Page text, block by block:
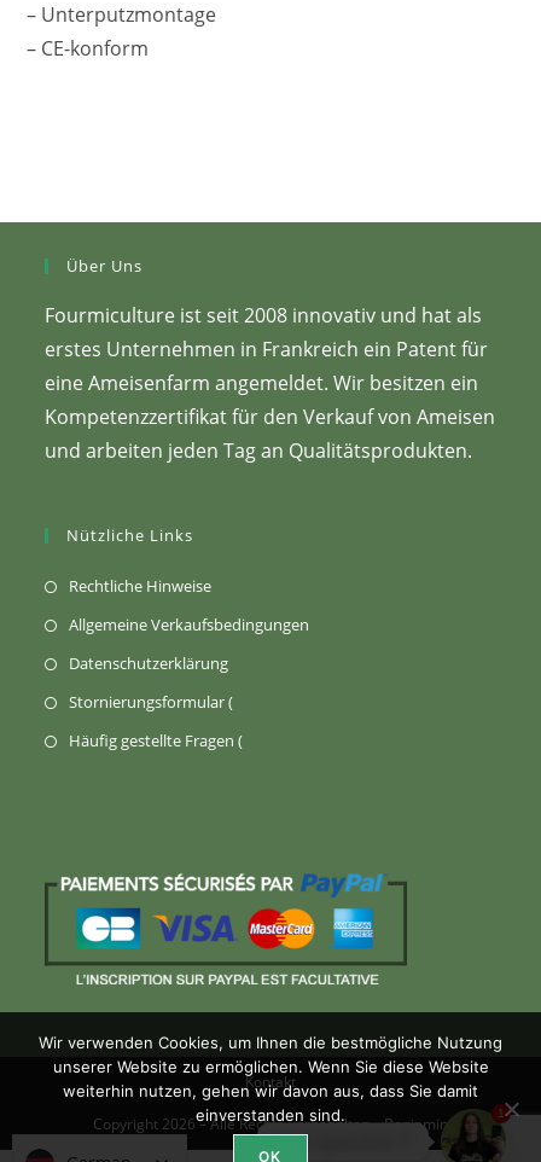
– Unterputzmontage
– CE-konform
Über Uns
Fourmiculture ist seit 2008 innovativ und hat als
erstes Unternehmen in Frankreich ein Patent für
eine Ameisenfarm angemeldet. Wir besitzen ein
Kompetenzzertifikat für den Verkauf von Ameisen
und arbeiten jeden Tag an Qualitätsprodukten.
Nützliche Links
Rechtliche Hinweise(Öffnet
einem
neuen
Tab)
Allgemeine Verkaufsbedingungen
Datenschutzerklärung(Wird
neuen
Stornierungsformular (Öffnet
Häufig gestellte Fragen (öffnet
Tab)
Kontakt
Copyright 2026 – Alle Rechte vorbehalten –Benjamin
Wir verwenden Cookies, um Ihnen die bestmögliche Nutzung
unserer Website zu ermöglichen. Wenn Sie diese Website
weiterhin nutzen, gehen wir davon aus, dass Sie damit
einverstanden sind.
OK
Une question ?
1